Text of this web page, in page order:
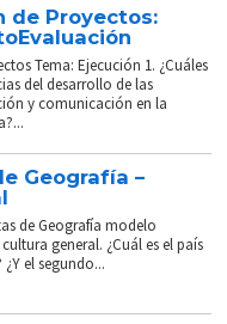
de Proyectos:
Tema: Ejecución 1. ¿Cuáles
del desarrollo de las
y comunicación en la
Geografía –
de Geografía modelo
general. ¿Cuál es el país
el segundo...